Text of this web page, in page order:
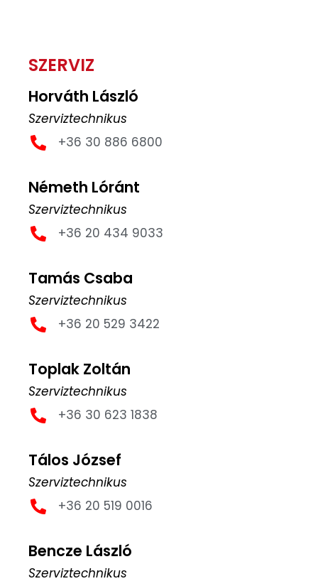
SZERVIZ
Horváth László
Szerviztechnikus
+36 30 886 6800
Németh Lóránt
Szerviztechnikus
+36 20 434 9033
Tamás Csaba
Szerviztechnikus
+36 20 529 3422
Toplak Zoltán
Szerviztechnikus
+36 30 623 1838
Tálos József
Szerviztechnikus
+36 20 519 0016
Bencze László
Szerviztechnikus